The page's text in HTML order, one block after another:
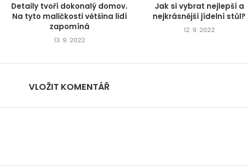
Detaily tvoří dokonalý domov.
Na tyto maličkosti většina lidí
zapomíná
13. 9. 2022
Jak si vybrat nejlepší a
nejkrásnější jídelní stůl?
12. 9. 2022
VLOŽIT KOMENTÁŘ